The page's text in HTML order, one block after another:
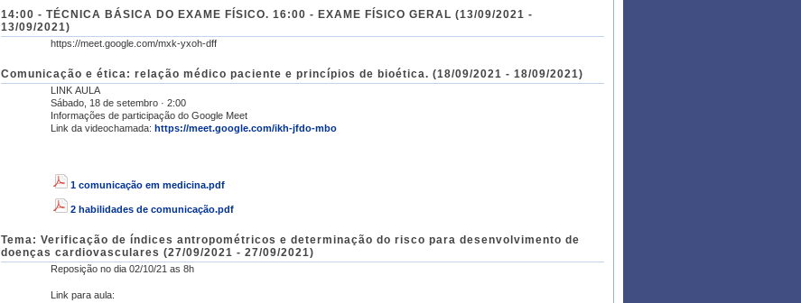
14:00 - TÉCNICA BÁSICA DO EXAME FÍSICO. 16:00 - EXAME FÍSICO GERAL (13/09/2021 -
13/09/2021)
https://meet.google.com/mxk-yxoh-dff
Comunicação e ética: relação médico paciente e princípios de bioética. (18/09/2021 - 18/09/2021)
LINK AULA
Sábado, 18 de setembro · 2:00
Informações de participação do Google Meet
Link da videochamada:https://meet.google.com/ikh-jfdo-mbo
1 comunicação em medicina.pdf
2 habilidades de comunicação.pdf
Tema: Verificação de índices antropométricos e determinação do risco para desenvolvimento de
doenças cardiovasculares (27/09/2021 - 27/09/2021)
Reposição no dia 02/10/21 as 8h
Link para aula: